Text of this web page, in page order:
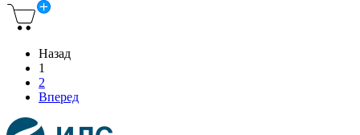
Назад
1
2
Вперед